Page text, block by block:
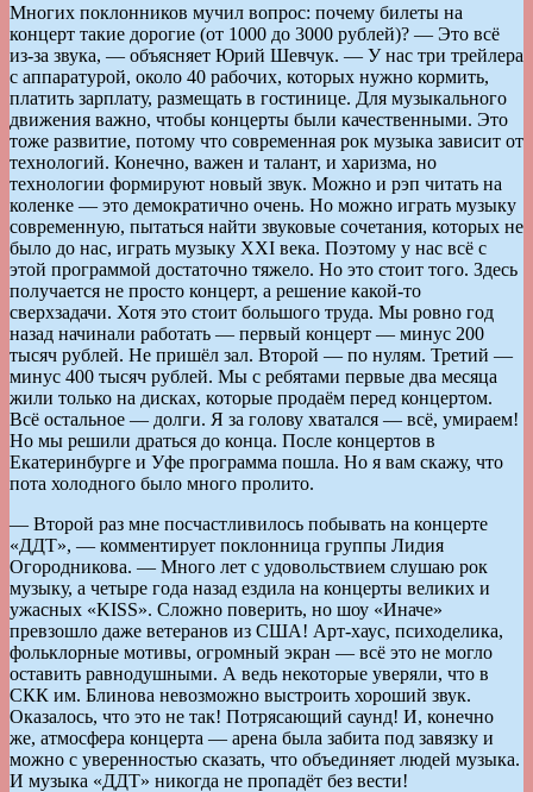
Многих поклонников мучил вопрос: почему билеты на
концерт такие дорогие (от 1000 до 3000 рублей)? — Это всё
из-за звука, — объясняет Юрий Шевчук. — У нас три трейлера
с аппаратурой, около 40 рабочих, которых нужно кормить,
платить зарплату, размещать в гостинице. Для музыкального
движения важно, чтобы концерты были качественными. Это
тоже развитие, потому что современная рок музыка зависит от
технологий. Конечно, важен и талант, и харизма, но
технологии формируют новый звук. Можно и рэп читать на
коленке — это демократично очень. Но можно играть музыку
современную, пытаться найти звуковые сочетания, которых не
было до нас, играть музыку XXI века. Поэтому у нас всё с
этой программой достаточно тяжело. Но это стоит того. Здесь
получается не просто концерт, а решение какой-то
сверхзадачи. Хотя это стоит большого труда. Мы ровно год
назад начинали работать — первый концерт — минус 200
тысяч рублей. Не пришёл зал. Второй — по нулям. Третий —
минус 400 тысяч рублей. Мы с ребятами первые два месяца
жили только на дисках, которые продаём перед концертом.
Всё остальное — долги. Я за голову хватался — всё, умираем!
Но мы решили драться до конца. После концертов в
Екатеринбурге и Уфе программа пошла. Но я вам скажу, что
пота холодного было много пролито.
— Второй раз мне посчастливилось побывать на концерте
«ДДТ», — комментирует поклонница группы Лидия
Огородникова. — Много лет с удовольствием слушаю рок
музыку, а четыре года назад ездила на концерты великих и
ужасных «KISS». Сложно поверить, но шоу «Иначе»
превзошло даже ветеранов из США! Арт-хаус, психоделика,
фольклорные мотивы, огромный экран — всё это не могло
оставить равнодушными. А ведь некоторые уверяли, что в
СКК им. Блинова невозможно выстроить хороший звук.
Оказалось, что это не так! Потрясающий саунд! И, конечно
же, атмосфера концерта — арена была забита под завязку и
можно с уверенностью сказать, что объединяет людей музыка.
И музыка «ДДТ» никогда не пропадёт без вести!